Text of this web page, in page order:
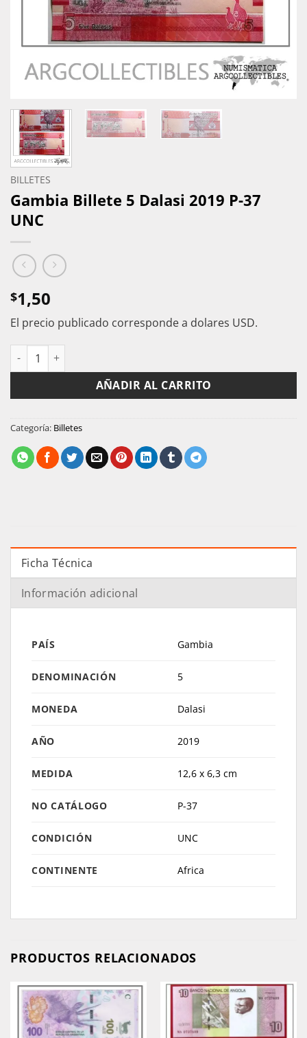
BILLETES
Gambia Billete 5 Dalasi 2019 P-37
UNC
$1,50
El precio publicado corresponde a dolares USD.
AÑADIR AL CARRITO
Categoría: Billetes
Ficha Técnica
Información adicional
PAÍS Gambia
DENOMINACIÓN 5
MONEDA Dalasi
AÑO 2019
MEDIDA 12,6 x 6,3 cm
NO CATÁLOGO P-37
CONDICIÓN UNC
CONTINENTE Africa
PRODUCTOS RELACIONADOS